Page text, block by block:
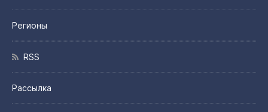
Регионы
RSS
Рассылка